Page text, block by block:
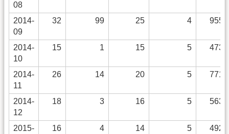
08
2014-
09
32 99 25 4 955
2014-
10
15 1 15 5 473
2014-
11
26 14 20 5 771
2014-
12
18 3 16 5 563
2015-
16 4 14 5 492